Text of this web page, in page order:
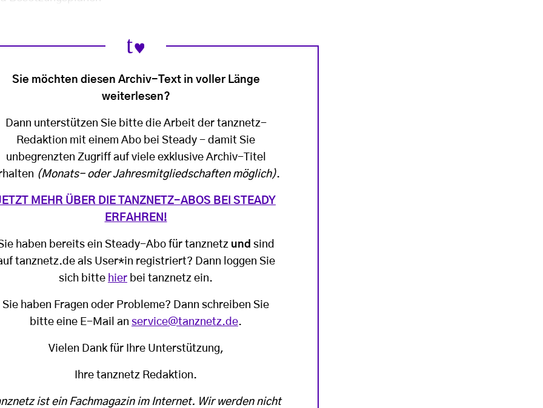
Sie möchten diesen Archiv-Text in voller Länge
weiterlesen?
Dann unterstützen Sie bitte die Arbeit der tanznetz-
Redaktion mit einem Abo bei Steady - damit Sie
unbegrenzten Zugriff auf viele exklusive Archiv-Titel
(Monats- oder Jahresmitgliedschaften möglich).
MEHR ÜBER DIE TANZNETZ-ABOS BEI STEADY
ERFAHREN!
haben bereits ein Steady-Abo für tanznetz und sind
tanznetz.de als User*in registriert? Dann loggen Sie
sich bitte hier bei tanznetz ein.
Sie haben Fragen oder Probleme? Dann schreiben Sie
bitte eine E-Mail an service@tanznetz.de.
Vielen Dank für Ihre Unterstützung,
Ihre tanznetz Redaktion.
ist ein Fachmagazin im Internet. Wir werden nicht